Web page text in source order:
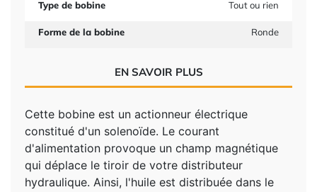
Type de bobine Tout ou rien
Forme de la bobine Ronde
EN SAVOIR PLUS
Cette bobine est un actionneur électrique
constitué d'un solenoïde. Le courant
d'alimentation provoque un champ magnétique
qui déplace le tiroir de votre distributeur
hydraulique. Ainsi, l'huile est distribuée dans le